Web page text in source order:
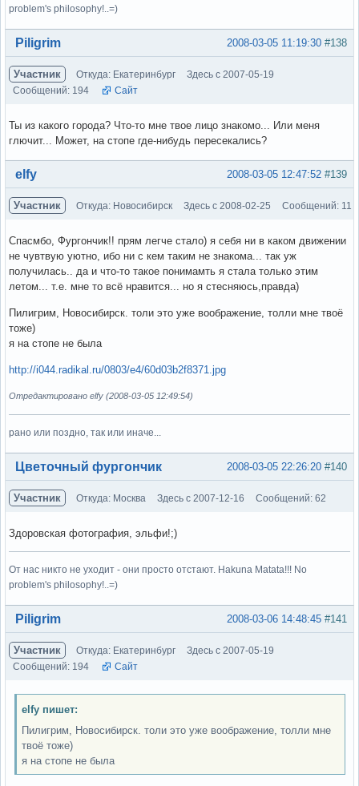
problem's philosophy!..=)
Вне форума #138
2008-03-05 11:19:30
Piligrim
Участник Откуда: Екатеринбург
Здесь с 2007-05-19
Сообщений: 194
Сайт
Ты из какого города? Что-то мне твое лицо знакомо... Или меня
глючит... Может, на стопе где-нибудь пересекались?
Вне форума #139
2008-03-05 12:47:52
elfy
Участник Откуда: Новосибирск Здесь с 2008-02-25 Сообщений: 11
Спасмбо, Фургончик!! прям легче стало) я себя ни в каком движении
не чувтвую уютно, ибо ни с кем таким не знакома... так уж
получилась.. да и что-то такое понимамть я стала только этим
летом... т.е. мне то всё нравится... но я стесняюсь,правда)
Пилигрим, Новосибирск. толи это уже воображение, толли мне твоё
тоже)
я на стопе не была
http://i044.radikal.ru/0803/e4/60d03b2f8371.jpg
Отредактировано elfy (2008-03-05 12:49:54)
рано или поздно, так или иначе...
Вне форума #140
2008-03-05 22:26:20
Цветочный фургончик
Участник Откуда: Москва Здесь с 2007-12-16 Сообщений: 62
Здоровская фотография, эльфи!;)
От нас никто не уходит - они просто отстают. Hakuna Matata!!! No
problem's philosophy!..=)
Вне форума #141
2008-03-06 14:48:45
Piligrim
Участник Откуда: Екатеринбург
Здесь с 2007-05-19
Сообщений: 194
Сайт
elfy пишет:
Пилигрим, Новосибирск. толи это уже воображение, толли мне
твоё тоже)
я на стопе не была